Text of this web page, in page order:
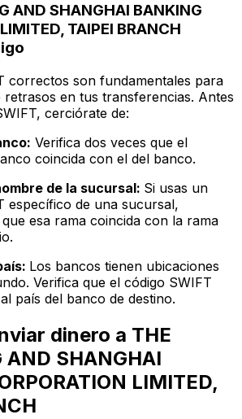
AND SHANGHAI BANKING
TAIPEI BRANCH
correctos son fundamentales para
en tus transferencias. Antes
cerciórate de:
Verifica dos veces que el
coincida con el del banco.
de la sucursal: Si usas un
específico de una sucursal,
esa rama coincida con la rama
Los bancos tienen ubicaciones
Verifica que el código SWIFT
país del banco de destino.
dinero a THE
AND SHANGHAI
LIMITED,